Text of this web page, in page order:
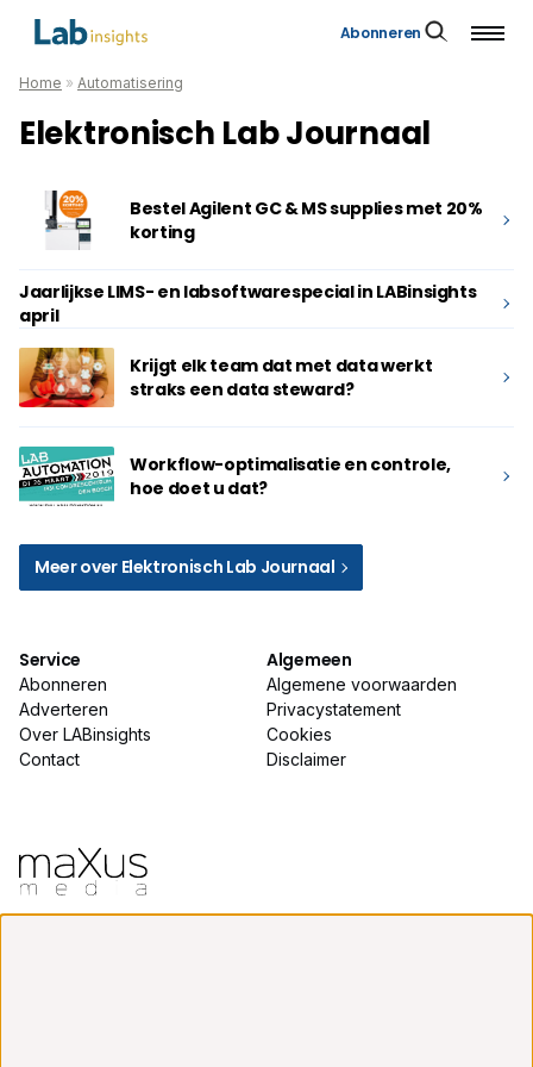
Abonneren
Home » Automatisering
Elektronisch Lab Journaal
Bestel Agilent GC & MS supplies met 20%
korting
Jaarlijkse LIMS- en labsoftwarespecial in LABinsights
april
Krijgt elk team dat met data werkt
straks een data steward?
Workflow-optimalisatie en controle,
hoe doet u dat?
Meer over Elektronisch Lab Journaal
Service
Abonneren
Adverteren
Over LABinsights
Contact
Algemeen
Algemene voorwaarden
Privacystatement
Cookies
Disclaimer